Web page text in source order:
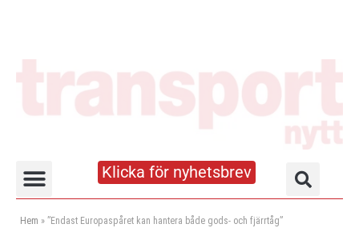
Klicka för nyhetsbrev
Hem » ”Endast Europaspåret kan hantera både gods- och fjärrtåg”